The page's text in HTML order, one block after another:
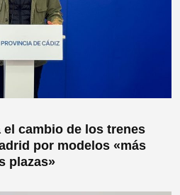
el cambio de los trenes
por modelos «más
plazas»